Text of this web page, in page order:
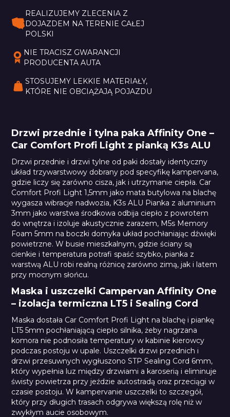
REALIZUJEMY ZLECENIA Z
DOJAZDEM NA TERENIE CAŁEJ
POLSKI
NIE TRACISZ GWARANCJI
PRODUCENTA AUTA
STOSUJEMY LEKKIE MATERIAŁY,
KTÓRE NIE OBCIĄŻAJĄ POJAZDU
Drzwi przednie i tylna paka Affinity One –
Car Comfort Profi Light z pianką K3s ALU
Drzwi przednie i drzwi tylne od paki dostały identyczny
układ trzywarstwowy dobrany pod specyfikę kampervana,
gdzie liczy się zarówno cisza, jak i utrzymanie ciepła. Car
Comfort Profi Light 1,5mm jako mata butylowa na blachę
wygasza wibracje nadwozia, K3s ALU Pianka z aluminium
3mm jako warstwa środkowa odbija ciepło z powrotem
do wnętrza i izoluje akustycznie zarazem, M5s Memory
Foam 5mm na boczki domyka układ pochłaniając dźwięki
powietrzne. W busie mieszkalnym, gdzie ściany są
cienkie i temperatura potrafi spaść szybko, pianka z
warstwą ALU robi realną różnicę zarówno zimą, jak i latem
przy mocnym słońcu.
Maska i uszczelki Campervan Affinity One
– izolacja termiczna LT5 i Sealing Cord
Maska dostała Car Comfort Profi Light na blachę i piankę
LT5 5mm pochłaniającą ciepło silnika, żeby nagrzana
komora nie podnosiła temperatury w kabinie kierowcy
podczas postoju w upale. Uszczelki drzwi przednich i
drzwi przesuwnych wygłuszono STP Sealing Cord 6mm,
który wypełnia luz między drzwiami a karoserią i eliminuje
świsty powietrza przy jeździe autostradą oraz przeciągi w
czasie postoju. W kampervanie uszczelki to szczegół,
który przy długich trasach odgrywa większą rolę niż w
zwykłym aucie osobowym.